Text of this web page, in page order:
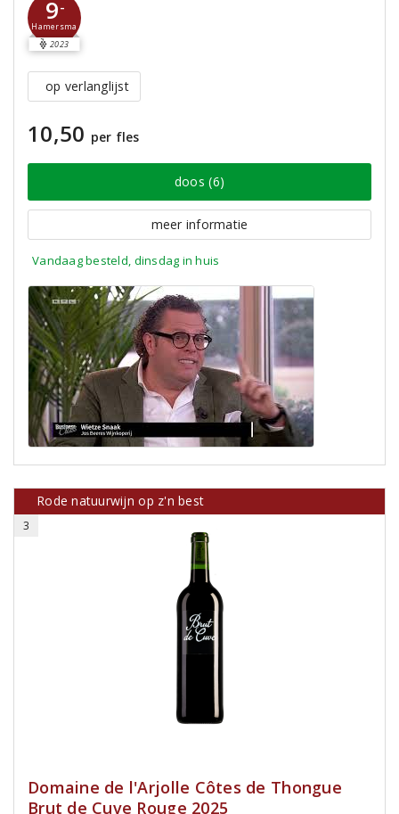
9-
Hamersma
2023
op verlanglijst
10,50 per fles
doos (6)
meer informatie
Vandaag besteld, dinsdag in huis
Rode natuurwijn op z'n best
3
Domaine de l'Arjolle Côtes de Thongue
Brut de Cuve Rouge 2025